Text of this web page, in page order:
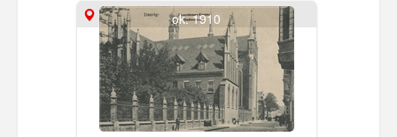
świątynia ewangelicka (na pocztówce
kościół jest w trakcie budowy). W
prawej części pocztówki pokazano
zajazd Emila Kumke.
ok. 1910